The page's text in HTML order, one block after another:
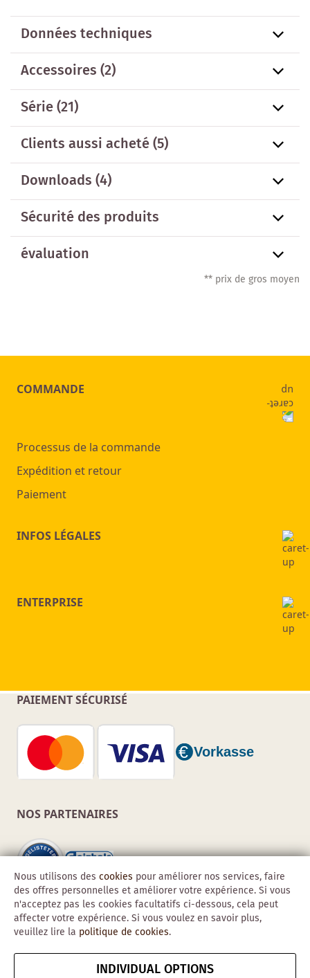
Données techniques
Accessoires(2)
Série(21)
Clients aussi acheté(5)
Downloads (4)
Sécurité des produits
évaluation
** prix de gros moyen
COMMANDE
Processus de la commande
Expédition et retour
Paiement
INFOS LÉGALES
ENTERPRISE
PAIEMENT SÉCURISÉ
NOS PARTENAIRES
Copyright © 2026 Obadis GmbH
Nous utilisons des cookies pour améliorer nos services, faire
des offres personnelles et améliorer votre expérience. Si vous
n'acceptez pas les cookies facultatifs ci-dessous, cela peut
affecter votre expérience. Si vous voulez en savoir plus,
veuillez lire la politique de cookies.
INDIVIDUAL OPTIONS